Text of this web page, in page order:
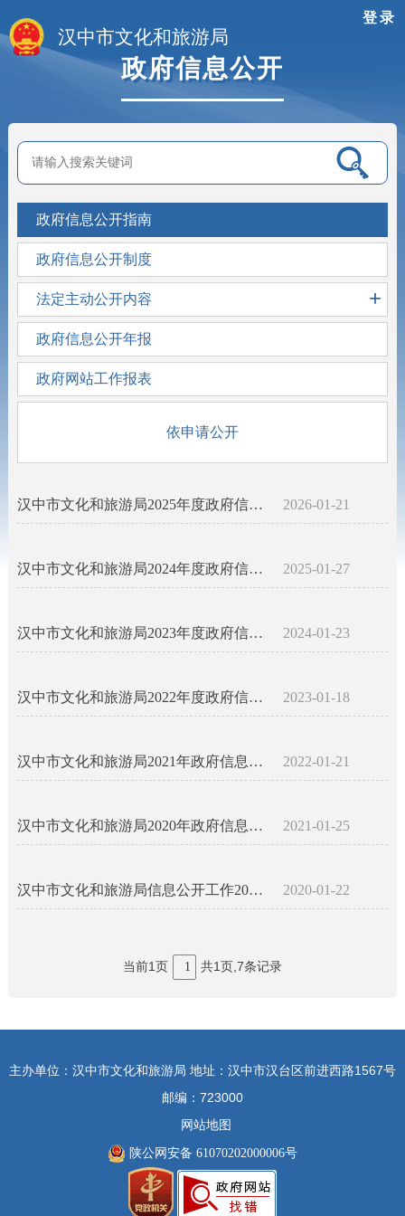
登录
汉中市文化和旅游局
政府信息公开
政府信息公开指南
政府信息公开制度
法定主动公开内容 +
政府信息公开年报
政府网站工作报表
依申请公开
汉中市文化和旅游局2025年度政府信息公开工作报告 2026-01-21
汉中市文化和旅游局2024年度政府信息公开工作报告 2025-01-27
汉中市文化和旅游局2023年度政府信息公开工作报告 2024-01-23
汉中市文化和旅游局2022年度政府信息公开工作报告 2023-01-18
汉中市文化和旅游局2021年政府信息公开年度报告 2022-01-21
汉中市文化和旅游局2020年政府信息公开年度报告 2021-01-25
汉中市文化和旅游局信息公开工作2019年度报告 2020-01-22
当前1页 1 共1页,7条记录
主办单位：汉中市文化和旅游局 地址：汉中市汉台区前进西路1567号
邮编：723000
网站地图
陕公网安备 61070202000006号